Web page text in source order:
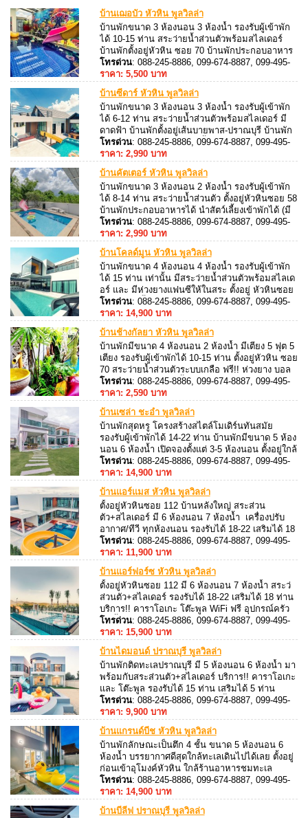
บ้านเฌอบัว หัวหิน พูลวิลล่า
บ้านพักขนาด 3 ห้องนอน 3 ห้องน้ำ รองรับผู้เข้าพัก
ได้ 10-15 ท่าน สระว่ายน้ำส่วนตัวพร้อมสไลเดอร์
บ้านพักตั้งอยู่หัวหิน ซอย 70 บ้านพักประกอบอาหาร
ได้ สิ่งอำนวยความสะดวกมากมาย ฟรี!! บริการ
คาราโอเกะ ไฟเธค และ โต๊ะพูล
โทรด่วน: 088-245-8886, 099-674-8887, 099-495-
8887, 088-245-8887
ราคา: 5,500 บาท
บ้านซีดาร์ หัวหิน พูลวิลล่า
บ้านพักขนาด 3 ห้องนอน 3 ห้องน้ำ รองรับผู้เข้าพัก
ได้ 6-12 ท่าน สระว่ายน้ำส่วนตัวพร้อมสไลเดอร์ มี
ดาดฟ้า บ้านพักตั้งอยู่เส้นบายพาส-ปราณบุรี บ้านพัก
ประกอบอาหารได้ นำสัตว์เลี้ยงเข้าพักได้ (มีค่า
บริการ) สิ่งอำนวยความสะดวกมากมาย ฟรี!! บริการ
โทรด่วน: 088-245-8886, 099-674-8887, 099-495-
8887, 088-245-8887
ราคา: 2,990 บาท
บ้านคัตเตอร์ หัวหิน พูลวิลล่า
บ้านพักขนาด 3 ห้องนอน 2 ห้องน้ำ รองรับผู้เข้าพัก
ได้ 8-14 ท่าน สระว่ายน้ำส่วนตัว ตั้งอยู่หัวหินซอย 58
บ้านพักประกอบอาหารได้ นำสัตว์เลี้ยงเข้าพักได้ (มี
ค่าบริการ) สิ่งอำนวยความสะดวกมากมาย ฟรี!!
บริการ คาราโอเกะ ไฟเธค และ โต๊ะพูล
โทรด่วน: 088-245-8886, 099-674-8887, 099-495-
8887, 088-245-8887
ราคา: 2,990 บาท
บ้านโคลด์มูน หัวหิน พูลวิลล่า
บ้านพักขนาด 4 ห้องนอน 4 ห้องน้ำ รองรับผู้เข้าพัก
ได้ 15 ท่าน เท่านั้น มีสระว่ายน้ำส่วนตัวพร้อมสไลเด
อร์ และ มีห่วงยางแฟนซีให้ในสระ ตั้งอยู่ หัวหินซอย
70 ติดแอร์ทั้งหลัง สามารถประกอบอาหารได้อุปกรณ์
ครัวครบ มีเตาปิ้งย่าง บริการ ติดแอร์ทั้งหลัง
โทรด่วน: 088-245-8886, 099-674-8887, 099-495-
8887, 088-245-8887
ราคา: 14,900 บาท
บ้านช้างกัลยา หัวหิน พูลวิลล่า
บ้านพักมีขนาด 4 ห้องนอน 2 ห้องน้ำ มีเตียง 5 ฟุต 5
เตียง รองรับผู้เข้าพักได้ 10-15 ท่าน ตั้งอยู่หัวหิน ซอย
70 สระว่ายน้ำส่วนตัวระบบเกลือ ฟรี!! ห่วงยาง บอล
พร้อมของเล่นในสระน้ำ สิ่งอำนวยความสะดวกครบ
ครัน
โทรด่วน: 088-245-8886, 099-674-8887, 099-495-
8887, 088-245-8887
ราคา: 2,590 บาท
บ้านเซล่า ชะอำ พูลวิลล่า
บ้านพักสุดหรู โครงสร้างสไตล์โมเดิร์นทันสมัย
รองรับผู้เข้าพักได้ 14-22 ท่าน บ้านพักมีขนาด 5 ห้อง
นอน 6 ห้องน้ำ เปิดจองตั้งแต่ 3-5 ห้องนอน ตั้งอยู่ใกล้
อีโก้แคมป์ รีสอร์ท
โทรด่วน: 088-245-8886, 099-674-8887, 099-495-
8887, 088-245-8887
ราคา: 14,900 บาท
บ้านแอร์แมส หัวหิน พูลวิลล่า
ตั้งอยู่หัวหินซอย 112 บ้านหลังใหญ่ สระส่วน
ตัว+สไลเดอร์ มี 6 ห้องนอน 7 ห้องน้ำ เครื่องปรับ
อากาศ/ทีวี ทุกห้องนอน รองรับได้ 18-22 เสริมได้ 18
ท่าน สามารถประกอบอาหารได้ มีอุปกรณ์ครัวครบ
โทรด่วน: 088-245-8886, 099-674-8887, 099-495-
8887, 088-245-8887
ราคา: 11,900 บาท
บ้านแอร์ฟอร์ซ หัวหิน พูลวิลล่า
ตั้งอยู่หัวหินซอย 112 มี 6 ห้องนอน 7 ห้องน้ำ สระว่
ส่วนตัว+สไลเดอร์ รองรับได้ 18-22 เสริมได้ 18 ท่าน
บริการ!! คาราโอเกะ โต๊ะพูล WiFi ฟรี อุปกรณ์ครัว
เตาปิ้งย่างครบ
โทรด่วน: 088-245-8886, 099-674-8887, 099-495-
8887, 088-245-8887
ราคา: 15,900 บาท
บ้านไดมอนด์ ปราณบุรี พูลวิลล่า
บ้านพักติดทะเลปราณบุรี มี 5 ห้องนอน 6 ห้องน้ำ มา
พร้อมกับสระส่วนตัว+สไลเดอร์ บริการ!! คาราโอเกะ
และ โต๊ะพูล รองรับได้ 15 ท่าน เสริมได้ 5 ท่าน
สามารถประกอบอาหารได้ มีเตาปิ้งย่าง ครบ
โทรด่วน: 088-245-8886, 099-674-8887, 099-495-
8887, 088-245-8887
ราคา: 9,900 บาท
บ้านแกรนด์บีช หัวหิน พูลวิลล่า
บ้านพักลักษณะเป็นตึก 4 ชั้น ขนาด 5 ห้องนอน 6
ห้องน้ำ บรรยากาศดีสุดใกล้ทะเลเดินไปได้เลย ตั้งอยู่
ก่อนเข้าอุโมงค์หัวหิน ใกล้ร้านอาหารชมทะเล
รองรับผู้เข้าพักได้ 20 ท่าน เสริมได้ 5 ท่าน มี
คาราโอเกะในห้องนั่งเล่นให้ได้เพลิดเพลินไปกับเสียง
โทรด่วน: 088-245-8886, 099-674-8887, 099-495-
8887, 088-245-8887
ราคา: 14,900 บาท
บ้านบีลีฟ ปราณบุรี พูลวิลล่า